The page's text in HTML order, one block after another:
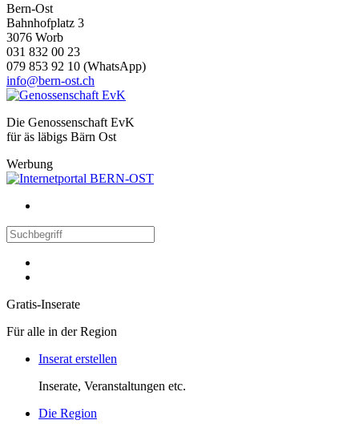
Bern-Ost
Bahnhofplatz 3
3076 Worb
031 832 00 23
079 853 92 10 (WhatsApp)
info@bern-ost.ch
Die Genossenschaft EvK
für äs läbigs Bärn Ost
Werbung
Gratis-Inserate
Für alle in der Region
Inserat erstellen
Inserate, Veranstaltungen etc.
Die Region